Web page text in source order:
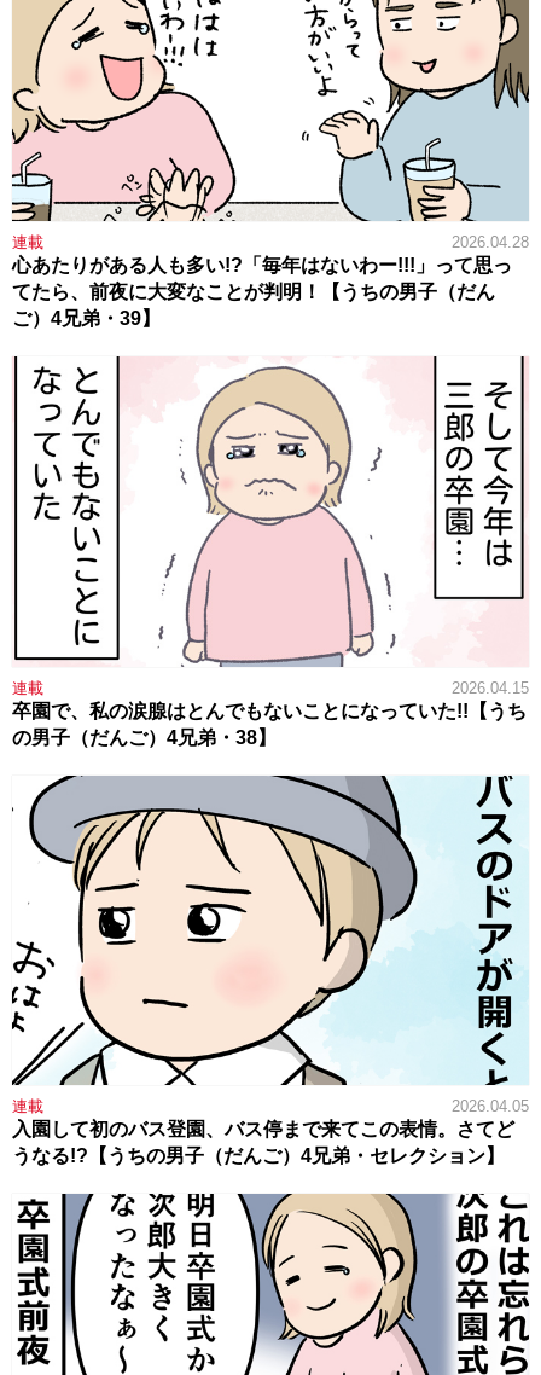
連載 2026.04.28
心あたりがある人も多い!?「毎年はないわー!!!」って思っ
てたら、前夜に大変なことが判明！【うちの男子（だん
ご）4兄弟・39】
連載 2026.04.15
卒園で、私の涙腺はとんでもないことになっていた!!【うち
の男子（だんご）4兄弟・38】
連載 2026.04.05
入園して初のバス登園、バス停まで来てこの表情。さてど
うなる!?【うちの男子（だんご）4兄弟・セレクション】